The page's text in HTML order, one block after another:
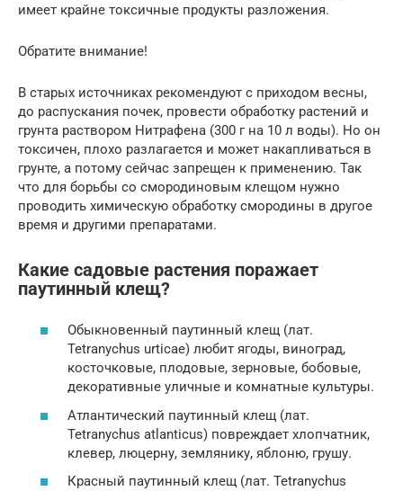
имеет крайне токсичные продукты разложения.
Обратите внимание!
В старых источниках рекомендуют с приходом весны,
до распускания почек, провести обработку растений и
грунта раствором Нитрафена (300 г на 10 л воды). Но он
токсичен, плохо разлагается и может накапливаться в
грунте, а потому сейчас запрещен к применению. Так
что для борьбы со смородиновым клещом нужно
проводить химическую обработку смородины в другое
время и другими препаратами.
Какие садовые растения поражает
паутинный клещ?
Обыкновенный паутинный клещ (лат.
Tetranychus urticae) любит ягоды, виноград,
косточковые, плодовые, зерновые, бобовые,
декоративные уличные и комнатные культуры.
Атлантический паутинный клещ (лат.
Tetranychus atlanticus) повреждает хлопчатник,
клевер, люцерну, землянику, яблоню, грушу.
Красный паутинный клещ (лат. Tetranychus